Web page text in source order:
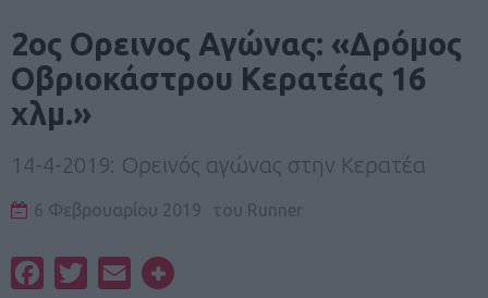
2ος Ορεινος Αγώνας: «Δρόμος
Οβριοκάστρου Κερατέας 16
χλμ.»
14-4-2019: Ορεινός αγώνας στην Κερατέα
6 Φεβρουαρίου 2019 του Runner
FacebookTwitterEmail